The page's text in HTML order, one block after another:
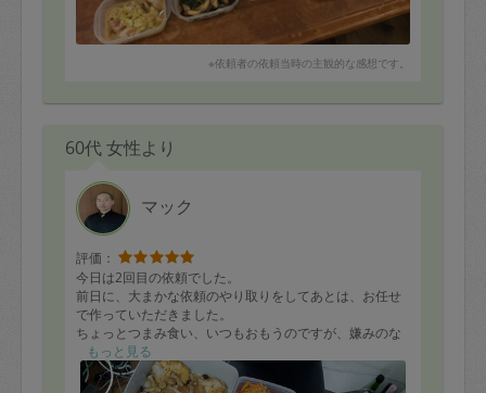
※依頼者の依頼当時の主観的な感想です。
60代 女性より
マック
評価：
今日は2回目の依頼でした。
前日に、大まかな依頼のやり取りをしてあとは、お任せ
で作っていただきました。
ちょっとつまみ食い、いつもおもうのですが、嫌みのな
い優しい味付けで美味しいです。16品作って頂きまし
た。
もっと見る